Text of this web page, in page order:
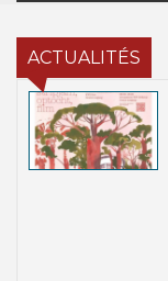
ACTUALITÉS